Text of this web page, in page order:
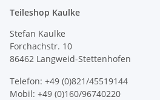
Teileshop Kaulke
Stefan Kaulke
Forchachstr. 10
86462 Langweid-Stettenhofen
Telefon: +49 (0)821/45519144
Mobil: +49 (0)160/96740220